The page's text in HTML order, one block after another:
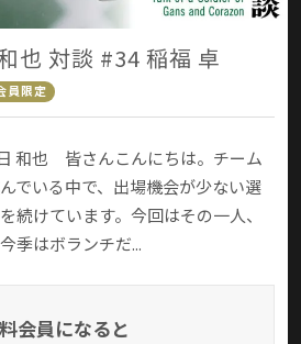
也 対談 #34 稲福 卓
員限定
和也 皆さんこんにちは。チーム
でいる中で、出場機会が少ない選
続けています。今回はその一人、
季はボランチだ...
会員になると